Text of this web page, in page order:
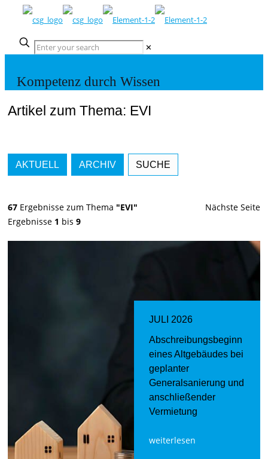
✕
Kompetenz durch Wissen
Artikel zum Thema: EVI
AKTUELL ARCHIV SUCHE
67 Ergebnisse zum Thema "EVI"
Ergebnisse 1 bis 9
Nächste Seite
JULI 2026
Abschreibungsbeginn
eines Altgebäudes bei
geplanter
Generalsanierung und
anschließender
Vermietung
weiterlesen